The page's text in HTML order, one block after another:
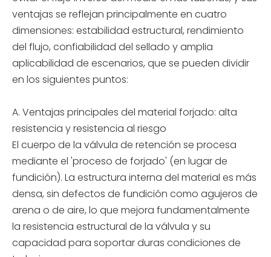
ventajas se reflejan principalmente en cuatro
dimensiones: estabilidad estructural, rendimiento
del flujo, confiabilidad del sellado y amplia
aplicabilidad de escenarios, que se pueden dividir
en los siguientes puntos:
A. Ventajas principales del material forjado: alta
resistencia y resistencia al riesgo
El cuerpo de la válvula de retención se procesa
mediante el 'proceso de forjado' (en lugar de
fundición). La estructura interna del material es más
densa, sin defectos de fundición como agujeros de
arena o de aire, lo que mejora fundamentalmente
la resistencia estructural de la válvula y su
capacidad para soportar duras condiciones de